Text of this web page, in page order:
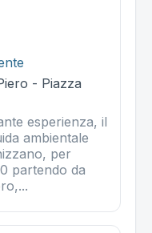
- Piazza
esperienza, il
ambientale
per
partendo da